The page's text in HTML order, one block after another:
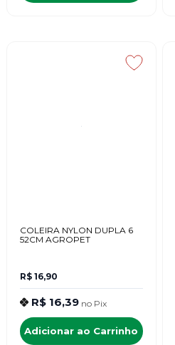
COLEIRA NYLON DUPLA 6
52CM AGROPET
R$ 16,90
R$ 16,39 no Pix
Adicionar ao Carrinho